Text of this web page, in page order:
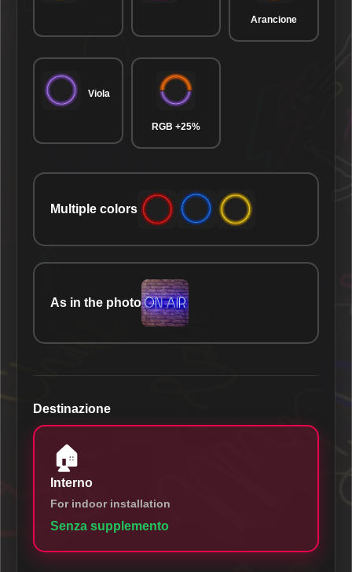
Arancione
Viola
RGB +25%
Multiple colors
As in the photo
Destinazione
🏠
Interno
For indoor installation
Senza supplemento